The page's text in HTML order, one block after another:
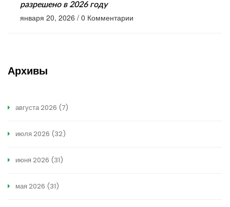
разрешено в 2026 году
января 20, 2026 / 0 Комментарии
Архивы
августа 2026 (7)
июля 2026 (32)
июня 2026 (31)
мая 2026 (31)